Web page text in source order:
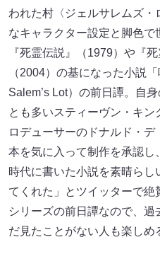
われた村〈ジェルサレムズ
なキャラクター設定と脚色
『死霊伝説』（1979）や『
（2004）の基になった小説
Salem’s Lot）の前日譚。自
とも多いスティーヴン・キ
ロデューサーのドナルド・
本を気に入って制作を承認
時代に書いた小説を素晴ら
てくれた」とツイッターで絶
シリーズの前日譚なので、過
だ見たことがない人も楽しめ